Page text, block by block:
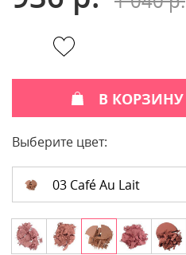
В КОРЗИНУ
Выберите цвет:
03 Café Au Lait